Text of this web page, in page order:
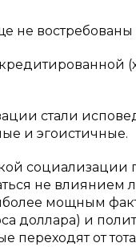
не
стали
и эгоистичные.
социализации
не
мощным
доллара) и
переходят от